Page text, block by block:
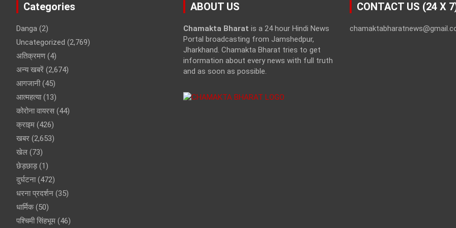
Categories
Danga (2)
Uncategorized (2,769)
अतिक्रमण(4)
अन्य खबरें (2,674)
आगजानी(45)
आत्महत्या(13)
कोरोना वायरस (44)
क्राइम (426)
खबर (2,653)
खेल (73)
छेड़छाड़(1)
दुर्घटना(472)
धरना प्रदर्शन (35)
धार्मिक(50)
पश्चिमी सिंहभूम (46)
ABOUT US
Chamakta Bharat is a 24 hour Hindi News
Portal broadcasting from Jamshedpur,
Jharkhand. Chamakta Bharat tries to get
information about every news with full truth
and as soon as possible.
CONTACT US (24 X